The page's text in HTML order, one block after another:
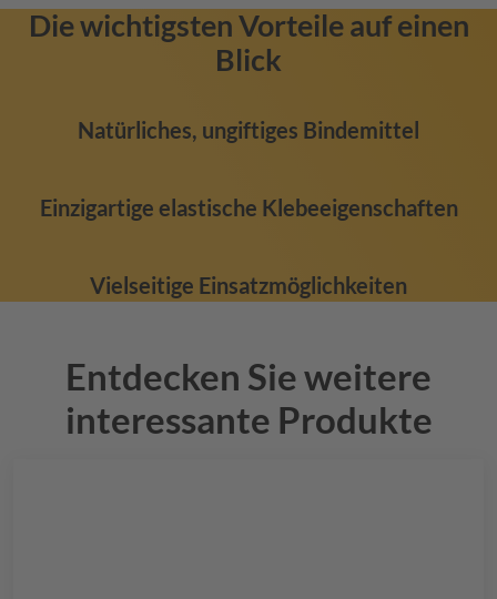
Die wichtigsten Vorteile auf einen
Blick
Natürliches, ungiftiges Bindemittel
Einzigartige elastische Klebeeigenschaften
Vielseitige Einsatzmöglichkeiten
Entdecken Sie weitere
interessante Produkte